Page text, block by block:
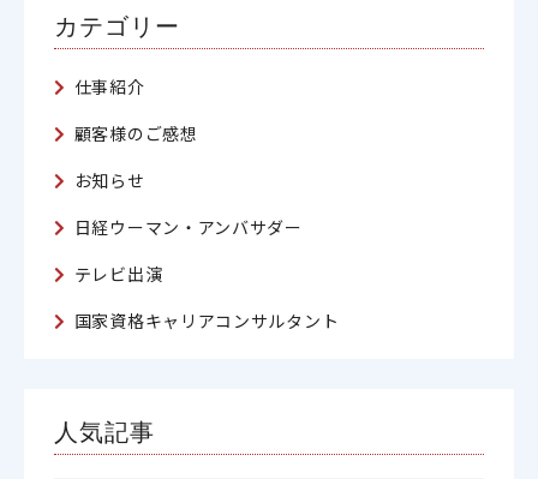
カテゴリー
仕事紹介
顧客様のご感想
お知らせ
日経ウーマン・アンバサダー
テレビ出演
国家資格キャリアコンサルタント
人気記事